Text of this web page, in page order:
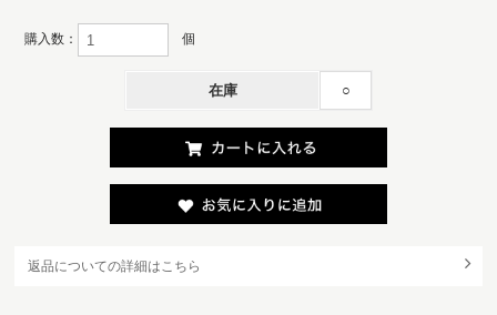
購入数： 個
在庫 ○
返品についての詳細はこちら